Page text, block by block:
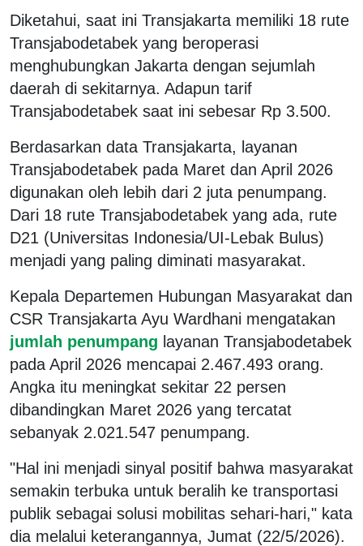
Diketahui, saat ini Transjakarta memiliki 18 rute
Transjabodetabek yang beroperasi
menghubungkan Jakarta dengan sejumlah
daerah di sekitarnya. Adapun tarif
Transjabodetabek saat ini sebesar Rp 3.500.
Berdasarkan data Transjakarta, layanan
Transjabodetabek pada Maret dan April 2026
digunakan oleh lebih dari 2 juta penumpang.
Dari 18 rute Transjabodetabek yang ada, rute
D21 (Universitas Indonesia/UI-Lebak Bulus)
menjadi yang paling diminati masyarakat.
Kepala Departemen Hubungan Masyarakat dan
CSR Transjakarta Ayu Wardhani mengatakan
jumlah penumpang layanan Transjabodetabek
pada April 2026 mencapai 2.467.493 orang.
Angka itu meningkat sekitar 22 persen
dibandingkan Maret 2026 yang tercatat
sebanyak 2.021.547 penumpang.
"Hal ini menjadi sinyal positif bahwa masyarakat
semakin terbuka untuk beralih ke transportasi
publik sebagai solusi mobilitas sehari-hari," kata
dia melalui keterangannya, Jumat (22/5/2026).